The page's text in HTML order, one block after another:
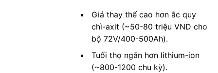
Giá thay thế cao hơn ắc quy
chì-axit (~50-80 triệu VND cho
bộ 72V/400-500Ah).
Tuổi thọ ngắn hơn lithium-ion
(~800-1200 chu kỳ).